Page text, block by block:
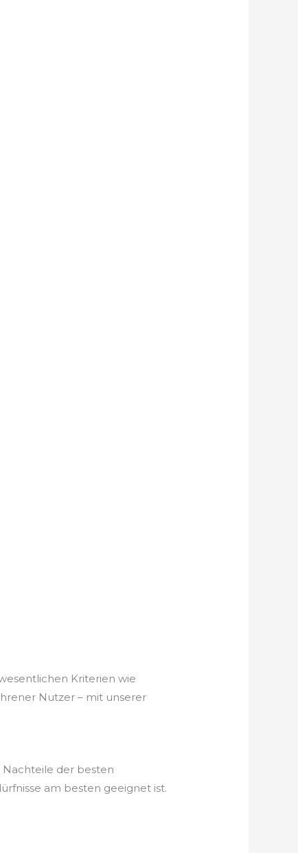
Kriterien wie
Nutzer – mit unserer
Nachteile der besten
am besten geeignet ist.